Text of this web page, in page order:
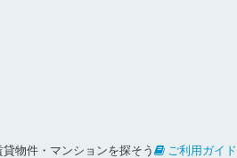
物件・マンションを探そう ご利用ガイド